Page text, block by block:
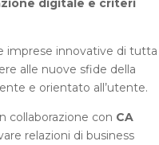
digitale e criteri
imprese innovative di tutta
alle nuove sfide della
e orientato all’utente.
collaborazione con CA
relazioni di business